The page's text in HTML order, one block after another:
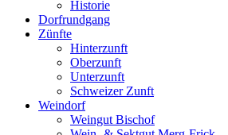
Historie
Dorfrundgang
Zünfte
Hinterzunft
Oberzunft
Unterzunft
Schweizer Zunft
Weindorf
Weingut Bischof